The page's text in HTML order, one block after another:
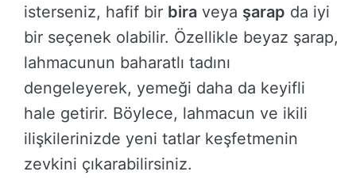
isterseniz, hafif bir bira veya şarap da iyi
bir seçenek olabilir. Özellikle beyaz şarap,
lahmacunun baharatlı tadını
dengeleyerek, yemeği daha da keyifli
hale getirir. Böylece, lahmacun ve ikili
ilişkilerinizde yeni tatlar keşfetmenin
zevkini çıkarabilirsiniz.